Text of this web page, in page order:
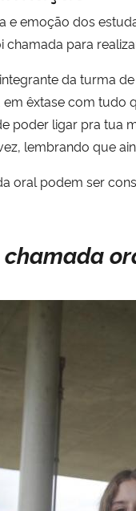
e emoção dos
chamada para
da turma
em êxtase com
poder ligar pra tua
lembrando que
oral podem ser